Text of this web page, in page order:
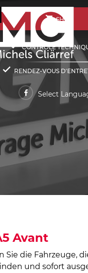
SHOP
CONTRÔLE
RENDEZ-VOUS
Select
Avant
Sie die Fahrzeuge,
und sofort